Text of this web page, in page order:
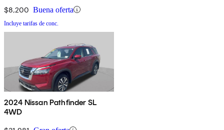
$8,200 Buena oferta
Incluye tarifas de conc.
2024 Nissan Pathfinder SL
4WD